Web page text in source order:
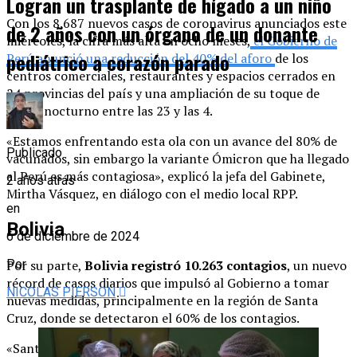
Con los 8.687 nuevos casos de coronavirus anunciados este
miércoles, la cifra más alta en ocho meses, el Gobierno de
Perú anunció una reducción del 40% del aforo de los
centros comerciales, restaurantes y espacios cerrados en
24 provincias del país y una ampliación de su toque de
queda nocturno entre las 23 y las 4.
«Estamos enfrentando esta ola con un avance del 80% de
vacunados, sin embargo la variante Ómicron que ha llegado
al Perú es más contagiosa», explicó la jefa del Gabinete,
Mirtha Vásquez, en diálogo con el medio local RPP.
Bolivia
Por su parte, Bolivia registró 10.263 contagios, un nuevo
récord de casos diarios que impulsó al Gobierno a tomar
nuevas medidas, principalmente en la región de Santa
Cruz, donde se detectaron el 60% de los contagios.
«Santa Cruz se ha convertido en el epicentro de la
de 2 años con un órgano de un donante
pediátrico a corazón parado
Publicado
2 años atrás
en
6 de diciembre de 2024
Por
NICOLAS PIERSON